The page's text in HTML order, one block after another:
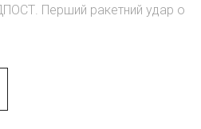
Перший ракетний удар о